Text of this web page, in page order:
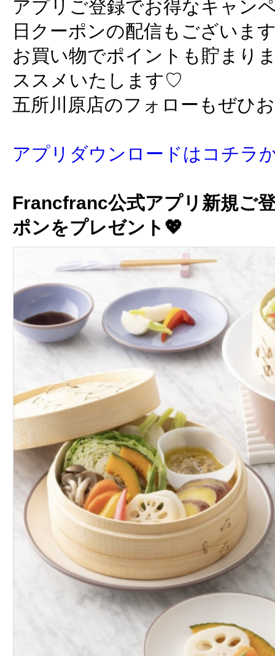
アプリご登録でお得なキャン
日クーポンの配信もございま
お買い物でポイントも貯まり
ススメいたします♡
五所川原店のフォローもぜひ
アプリダウンロードはコチラ
Francfranc公式アプリ新規ご
ポンをプレゼント💖